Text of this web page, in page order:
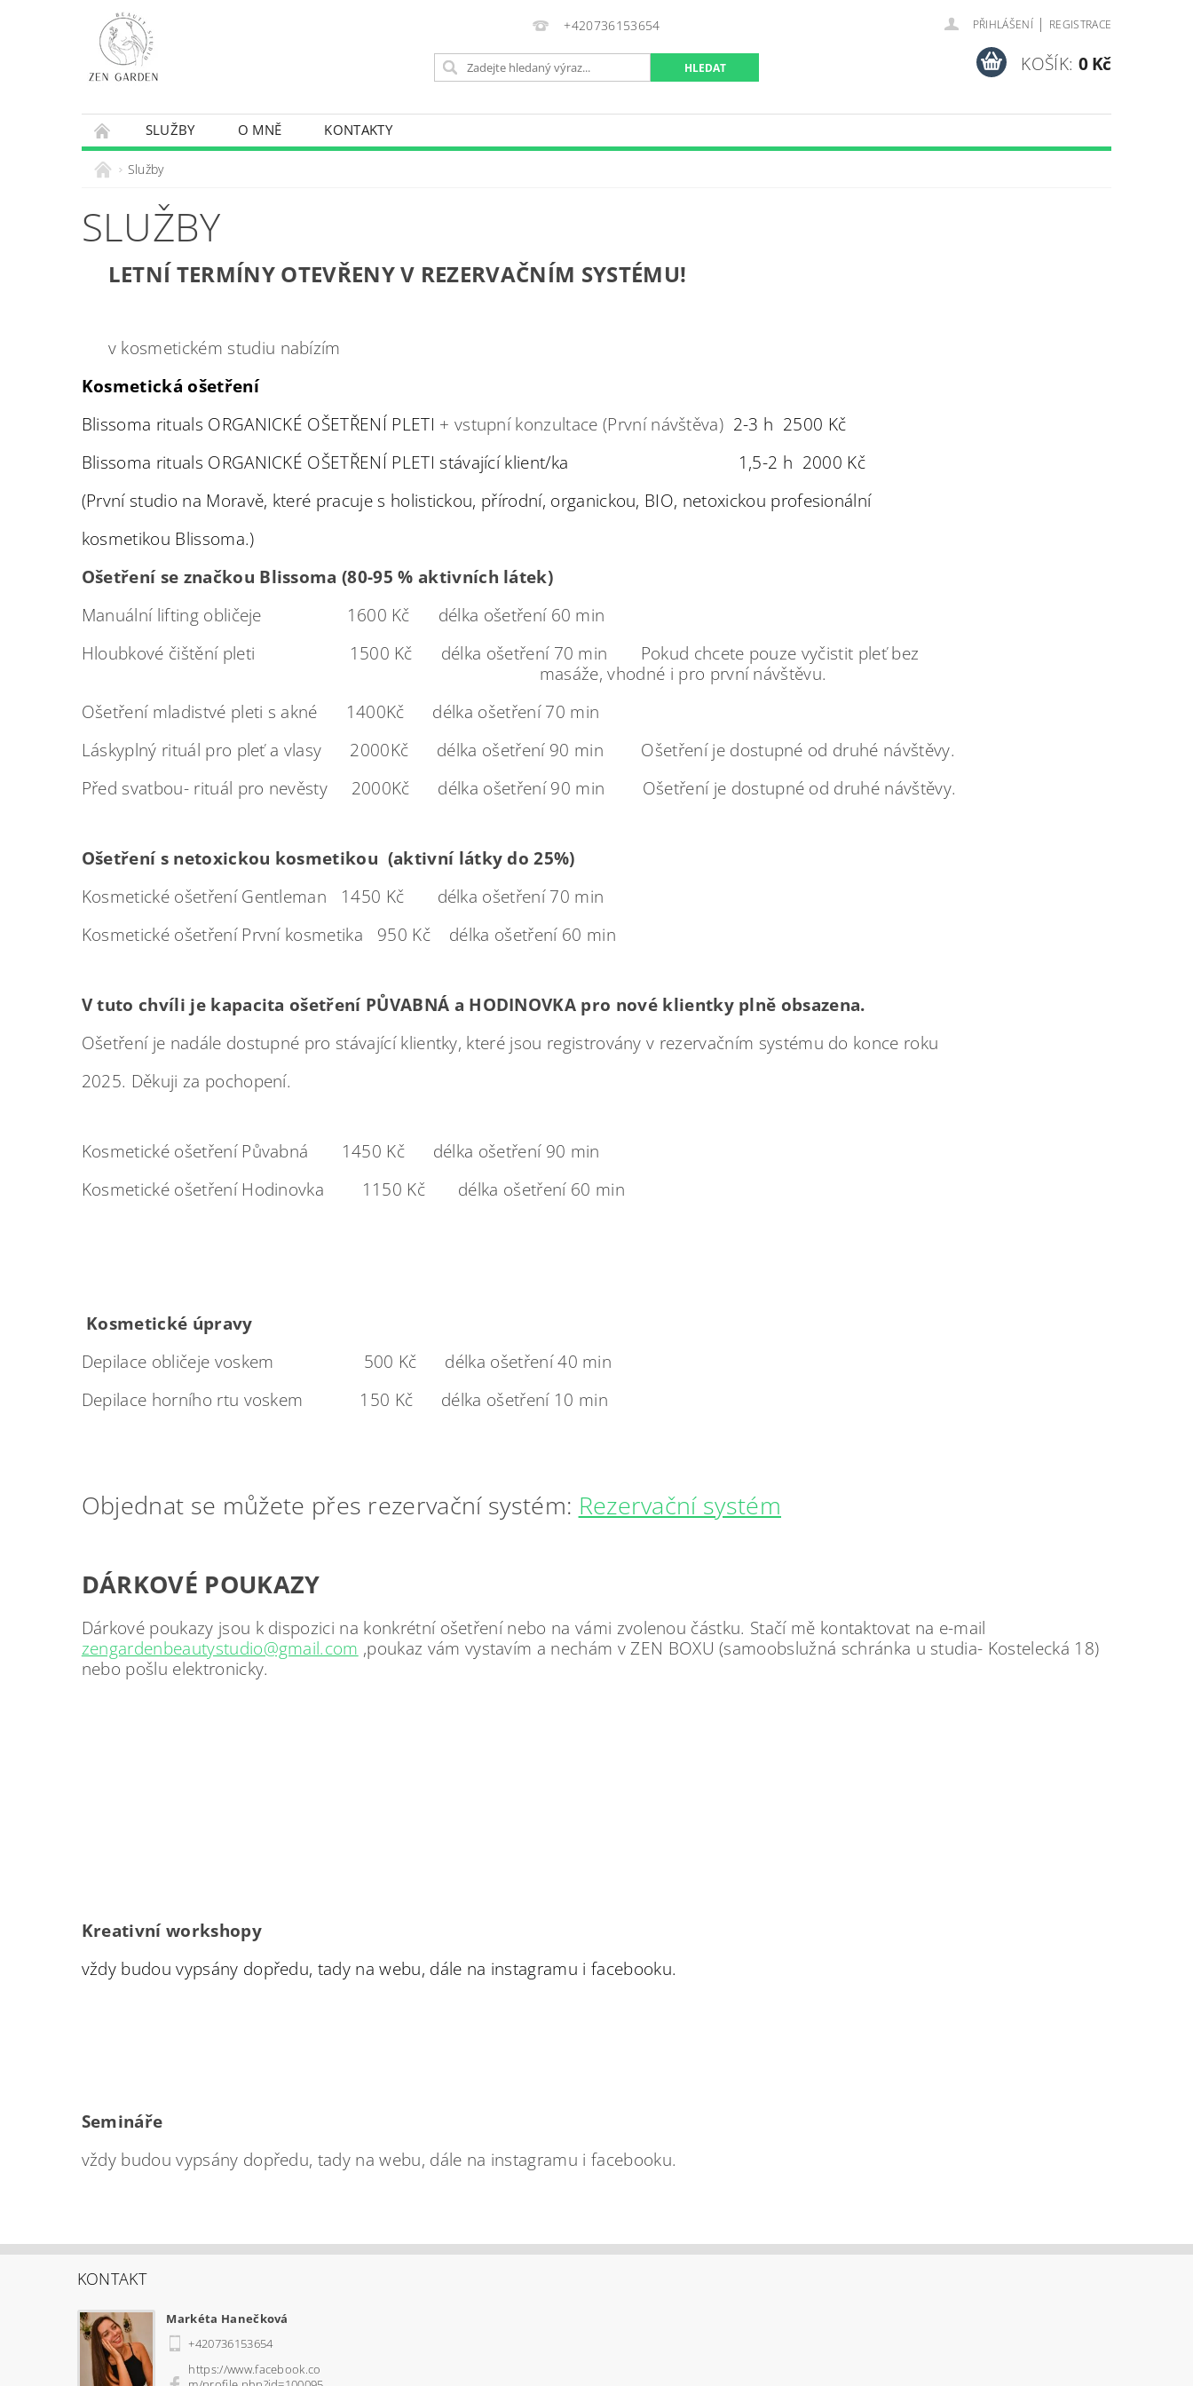
+420736153654 PŘIHLÁŠENÍ | REGISTRACE
KOŠÍK: 0 Kč
SLUŽBY O MNĚ KONTAKTY
Služby
SLUŽBY
LETNÍ TERMÍNY OTEVŘENY V REZERVAČNÍM SYSTÉMU!
v kosmetickém studiu nabízím
Kosmetická ošetření
Blissoma rituals ORGANICKÉ OŠETŘENÍ PLETI + vstupní konzultace (První návštěva) 2-3 h 2500 Kč
Blissoma rituals ORGANICKÉ OŠETŘENÍ PLETI stávající klient/ka 1,5-2 h 2000 Kč
(První studio na Moravě, které pracuje s holistickou, přírodní, organickou, BIO, netoxickou profesionální
kosmetikou Blissoma.)
Ošetření se značkou Blissoma (80-95 % aktivních látek)
Manuální lifting obličeje 1600 Kč délka ošetření 60 min
Hloubkové čištění pleti 1500 Kč délka ošetření 70 min Pokud chcete pouze vyčistit pleť bez
masáže, vhodné i pro první návštěvu.
Ošetření mladistvé pleti s akné 1400Kč délka ošetření 70 min
Láskyplný rituál pro pleť a vlasy 2000Kč délka ošetření 90 min Ošetření je dostupné od druhé návštěvy.
Před svatbou- rituál pro nevěsty 2000Kč délka ošetření 90 min Ošetření je dostupné od druhé návštěvy.
Ošetření s netoxickou kosmetikou (aktivní látky do 25%)
Kosmetické ošetření Gentleman 1450 Kč
délka ošetření 70 min
Kosmetické ošetření První kosmetika 950 Kč délka ošetření 60 min
V tuto chvíli je kapacita ošetření PŮVABNÁ a HODINOVKA pro nové klientky plně obsazena.
Ošetření je nadále dostupné pro stávající klientky, které jsou registrovány v rezervačním systému do konce roku
2025. Děkuji za pochopení.
Kosmetické ošetření Půvabná 1450 Kč délka ošetření 90 min
Kosmetické ošetření Hodinovka 1150 Kč délka ošetření 60 min
Kosmetické úpravy
Depilace obličeje voskem 500 Kč délka ošetření 40 min
Depilace horního rtu voskem 150 Kč délka ošetření 10 min
Objednat se můžete přes rezervační systém: Rezervační systém
DÁRKOVÉ POUKAZY
Dárkové poukazy jsou k dispozici na konkrétní ošetření nebo na vámi zvolenou částku. Stačí mě kontaktovat na e-mail
zengardenbeautystudio@gmail.com ,poukaz vám vystavím a nechám v ZEN BOXU (samoobslužná schránka u studia- Kostelecká 18)
nebo pošlu elektronicky.
Kreativní workshopy
vždy budou vypsány dopředu, tady na webu, dále na instagramu i facebooku.
Semináře
vždy budou vypsány dopředu, tady na webu, dále na instagramu i facebooku.
KONTAKT
Markéta Hanečková
+420736153654
https://www.facebook.co